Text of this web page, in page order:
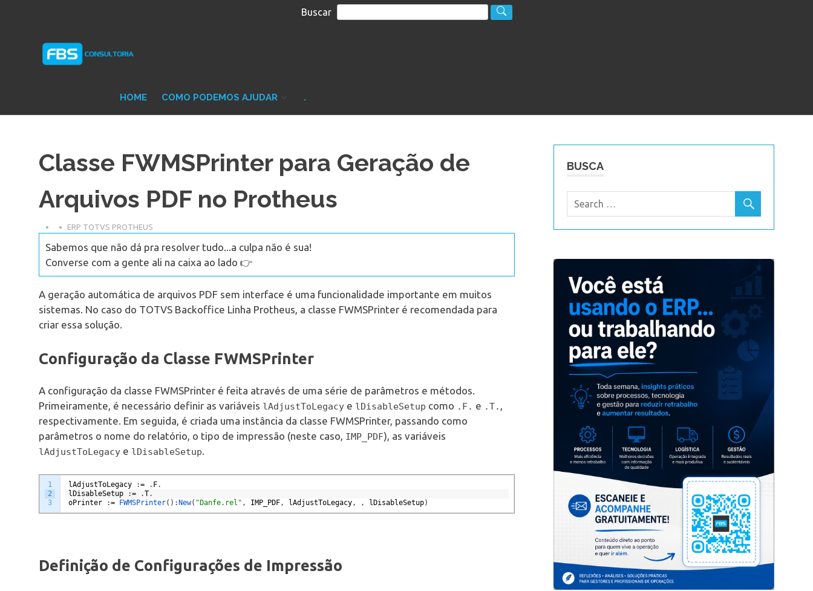
Buscar
Protheus
TOTVS
HOME COMO PODEMOS AJUDAR .
Classe FWMSPrinter para Geração de
Arquivos PDF no Protheus
ERP TOTVS PROTHEUS
Sabemos que não dá pra resolver tudo...a culpa não é sua!
Converse com a gente ali na caixa ao lado 👉
A geração automática de arquivos PDF sem interface é uma funcionalidade importante em muitos
sistemas. No caso do TOTVS Backoffice Linha Protheus, a classe FWMSPrinter é recomendada para
criar essa solução.
Configuração da Classe FWMSPrinter
A configuração da classe FWMSPrinter é feita através de uma série de parâmetros e métodos.
Primeiramente, é necessário definir as variáveis lAdjustToLegacy e lDisableSetup como .F. e .T. ,
respectivamente. Em seguida, é criada uma instância da classe FWMSPrinter, passando como
parâmetros o nome do relatório, o tipo de impressão (neste caso, IMP_PDF), as variáveis
lAdjustToLegacy e lDisableSetup.
1
2
3
lAdjustToLegacy := . F.
lDisableSetup
:= .T.
oPrinter
:= FWMSPrinter( ) :New( "Danfe.rel" , IMP_PDF , lAdjustToLegacy , , lDisableSetup)
Definição de Configurações de Impressão
BUSCA